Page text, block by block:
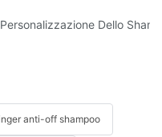
HAS Collagen: Una
Personalizzazione Dello
anti-off shampoo